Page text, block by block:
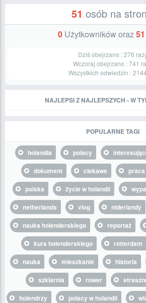
51 osób na
0 Użytkowników oraz51
Dziś obejrzano :276
Wczoraj obejrzano :741
Wszystkich odwiedzin :
NAJLEPSI Z NAJLEPSZYCH - W
POPULARNE TAGI
holandia polacy
dokument
ciekawe praca
polska
życie w holandii
netherlands
vlog niderlandy
nauka holenderskiego
reportaż
kurs holenderskiego
rotterdam
nauka
mieszkanie historia
szklarnia
rower
holendrzy
polacy w holandii